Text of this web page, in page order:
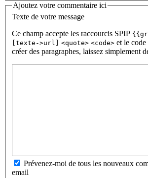
Ajoutez votre commentaire ici
Texte de votre message
Ce champ accepte les raccourcis SPIP
[texte->url]
<quote> <code> et le
créer des paragraphes, laissez simplement
Prévenez-moi de tous les nouveaux
email